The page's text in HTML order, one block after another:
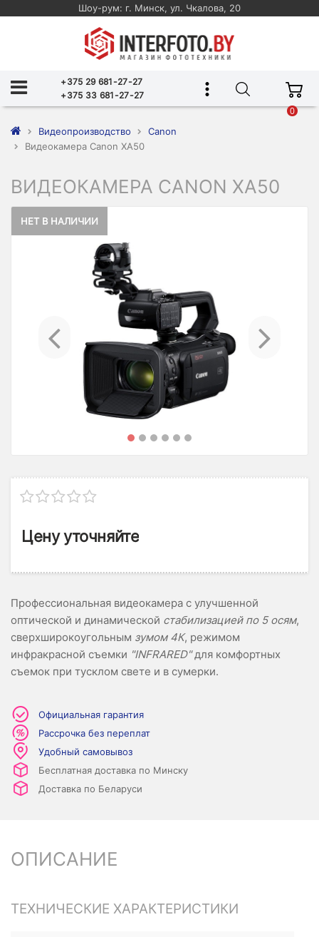
Шоу-рум: г. Минск, ул. Чкалова, 20
+375 29 681-27-27
+375 33 681-27-27
0
Видеопроизводство
Canon
Видеокамера Canon XA50
ВИДЕОКАМЕРА CANON XA50
НЕТ В НАЛИЧИИ
Previous
Цену уточняйте
Профессиональная видеокамера с улучшенной
оптической и динамической стабилизацией по 5 осям,
сверхширокоугольным зумом 4К, режимом
инфракрасной съемки "INFRARED"для комфортных
съемок при тусклом свете и в сумерки.
Официальная гарантия
Рассрочка без переплат
Удобный самовывоз
Бесплатная доставка по Минску
Доставка по Беларуси
ОПИСАНИЕ
ТЕХНИЧЕСКИЕ ХАРАКТЕРИСТИКИ